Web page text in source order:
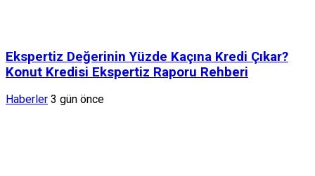
Ekspertiz Değerinin Yüzde Kaçına Kredi Çıkar?
Konut Kredisi Ekspertiz Raporu Rehberi
Haberler 3 gün önce